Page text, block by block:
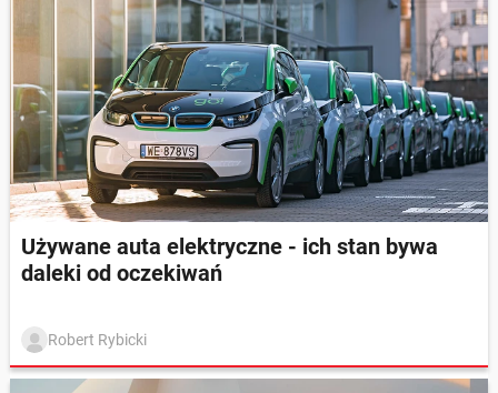
Używane auta elektryczne - ich stan bywa
daleki od oczekiwań
Robert Rybicki